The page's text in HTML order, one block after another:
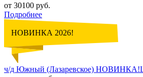
от 30100 руб.
Подробнее
НОВИНКА 2026!
ч/д Южный (Лазаревское)